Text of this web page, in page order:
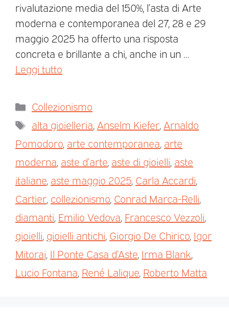
rivalutazione media del 150%, l’asta di Arte
moderna e contemporanea del 27, 28 e 29
maggio 2025 ha offerto una risposta
concreta e brillante a chi, anche in un …
Leggi tutto
Collezionismo
alta gioielleria, Anselm Kiefer, Arnaldo
Pomodoro, arte contemporanea, arte
moderna, aste d’arte, aste di gioielli, aste
italiane, aste maggio 2025, Carla Accardi,
Cartier, collezionismo, Conrad Marca-Relli,
diamanti, Emilio Vedova, Francesco Vezzoli,
gioielli, gioielli antichi, Giorgio De Chirico, Igor
Mitoraj, Il Ponte Casa d’Aste, Irma Blank,
Lucio Fontana, René Lalique, Roberto Matta